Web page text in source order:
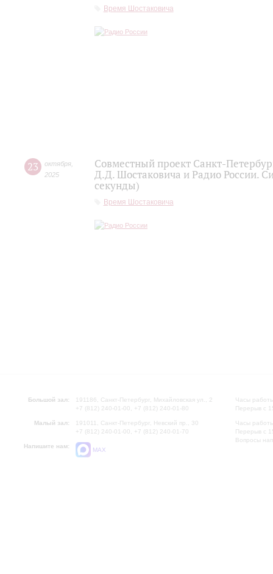
Время Шостаковича
23 октября
2025
Совместный проект Санкт-
Д.Д. Шостаковича и Радио России.
секунды)
Время Шостаковича
Большой зал:
191186, Санкт-Петербург, Михайловская ул., 2
+7 (812) 240-01-00, +7 (812) 240-01-80
Малый зал:
191011, Санкт-Петербург, Невский пр., 30
+7 (812) 240-01-00, +7 (812) 240-01-70
Напишите нам:
MAX
Часы
Перерыв с
Часы
Перерыв с
Вопросы